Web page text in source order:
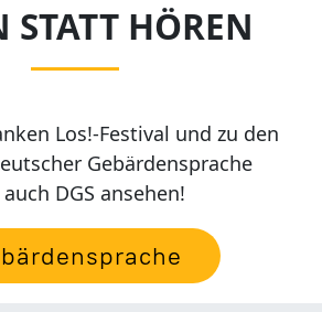
STATT HÖREN
Los!-Festival und zu den
Gebärdensprache
DGS ansehen!